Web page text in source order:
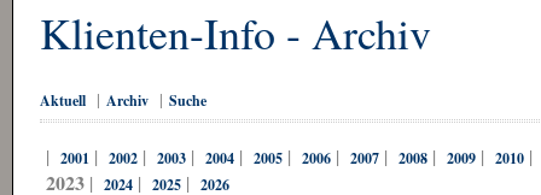
Klienten-Info - Archiv
Aktuell | Archiv | Suche
| 2001 | 2002 | 2003 | 2004 | 2005 | 2006 | 2007 | 2008 | 2009 | 2010
2023 | 2024 | 2025 | 2026